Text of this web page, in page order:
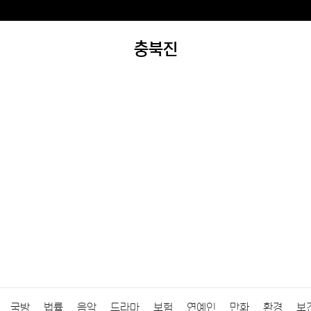
충북진
국방 법률 음악 드라마 보험 연예인 만화 환경 보